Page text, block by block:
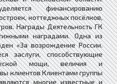
финансированию
коттеджных посёлков,
Награды Деятельность ГК
наградами. Одна из
«За возрождение России.
заслуги, способствующие
мощи, величия и
клиентов Клиентами группы
многие известные и